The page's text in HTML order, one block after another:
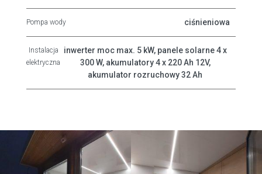
Pompa wody ciśnieniowa
Instalacja
elektryczna
inwerter moc max. 5 kW, panele solarne 4 x
300 W, akumulatory 4 x 220 Ah 12V,
akumulator rozruchowy 32 Ah